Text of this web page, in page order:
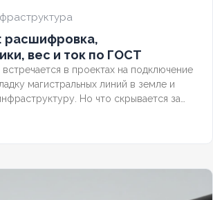
Да
3
расшифровка,
вес и ток по ГОСТ
в проектах на подключение
магистральных линий в земле и
Но что скрывается за
Разберём полную расшифровку